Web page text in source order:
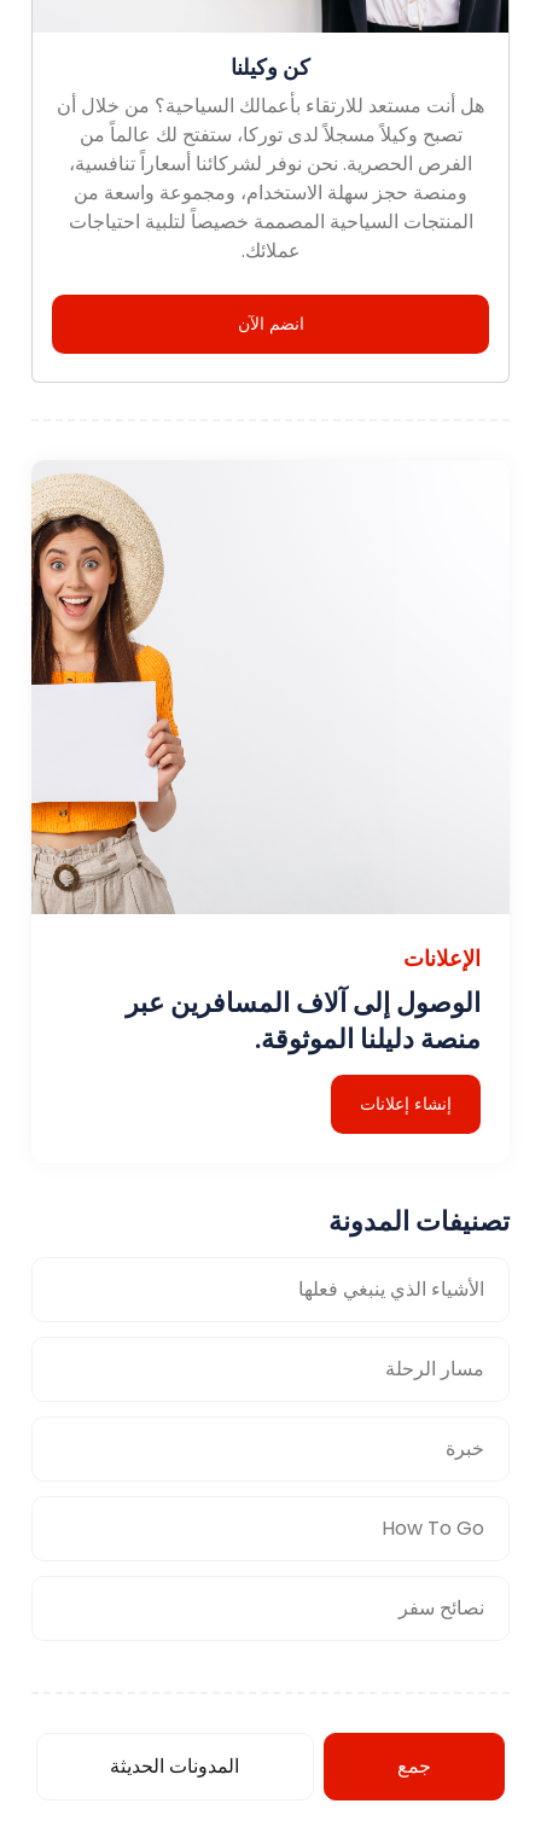
كن وكيلنا
هل أنت مستعد للارتقاء بأعمالك السياحية؟ من خلال أن
تصبح وكيلاً مسجلاً لدى توركا، ستفتح لك عالماً من
الفرص الحصرية. نحن نوفر لشركائنا أسعاراً تنافسية،
ومنصة حجز سهلة الاستخدام، ومجموعة واسعة من
المنتجات السياحية المصممة خصيصاً لتلبية احتياجات
عملائك.
انضم الآن
الإعلانات
الوصول إلى آلاف المسافرين عبر
منصة دليلنا الموثوقة.
إنشاء إعلانات
تصنيفات المدونة
الأشياء الذي ينبغي فعلها
مسار الرحلة
خبرة
How To Go
نصائح سفر
جمع المدونات الحديثة